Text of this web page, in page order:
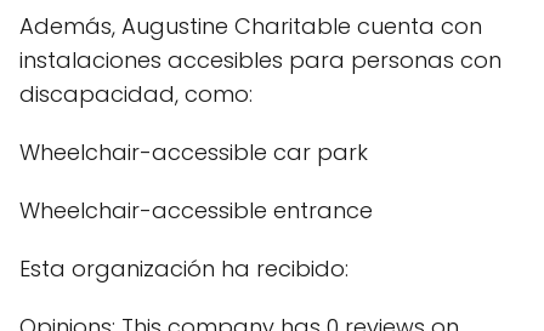
Además, Augustine Charitable cuenta con
instalaciones accesibles para personas con
discapacidad, como:
Wheelchair-accessible car park
Wheelchair-accessible entrance
Esta organización ha recibido: